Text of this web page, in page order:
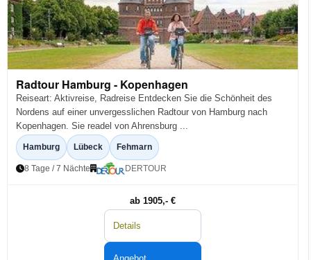
Radtour Hamburg - Kopenhagen
Reiseart: Aktivreise, Radreise Entdecken Sie die Schönheit des
Nordens auf einer unvergesslichen Radtour von Hamburg nach
Kopenhagen. Sie readel von Ahrensburg ...
Hamburg Lübeck Fehmarn
8 Tage / 7 Nächte DERTOUR
ab 1905,- €
Details